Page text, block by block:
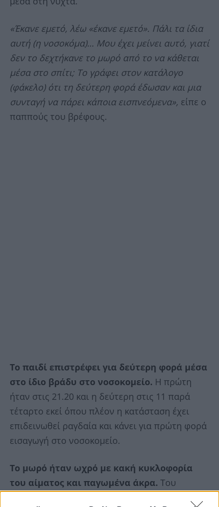
«Έκανε εμετό, λέω «έκανε εμετό». Πάλι τα ίδια
αυτή (η νοσοκόμα)… Μου έχει μείνει αυτό, γιατί
δεν το δεχτήκανε το μωρό από το να κάθεται
μέσα στο σπίτι; Το γράφει στον κατάλογο
(φάκελο) ότι τη δεύτερη φορά έδωσαν και μια
συνταγή να πάρει κάποια εισπνεόμενα», είπε ο
παππούς του βρέφους.
Το παιδί επιστρέφει για δεύτερη φορά μέσα
στο ίδιο βράδυ στο νοσοκομείο. Η πρώτη
ήταν στις 21.20 και η δεύτερη στις 11 παρά
τέταρτο εκεί όπου πλέον η κατάσταση έχει
επιδεινωθεί ραγδαία και κάνει για πρώτη φορά
εισαγωγή στο νοσοκομείο.
Το μωρό ήταν ωχρό με κακή κυκλοφορία
του αίματος και παγωμένα άκρα. Του